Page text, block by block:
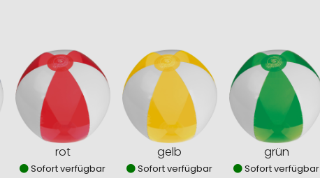
rot
Sofort verfügbar
gelb
Sofort verfügbar
grün
Sofort verfügbar